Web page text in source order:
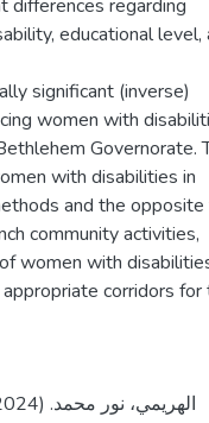
differences regarding
educational level,
significant (inverse)
women with
Governorate.
with disabilities in
and the opposite
community activities,
women with
corridors for